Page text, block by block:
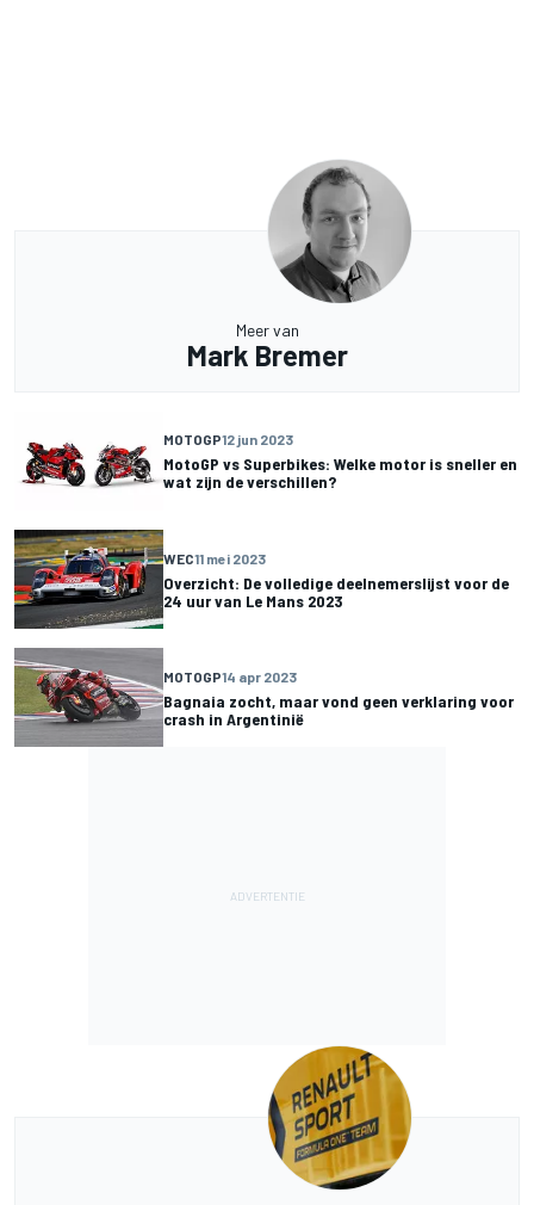
Meer van
Mark Bremer
MOTOGP12 jun 2023
MotoGP vs Superbikes: Welke motor is sneller en
wat zijn de verschillen?
WEC11 mei 2023
Overzicht: De volledige deelnemerslijst voor de
24 uur van Le Mans 2023
MOTOGP14 apr 2023
Bagnaia zocht, maar vond geen verklaring voor
crash in Argentinië